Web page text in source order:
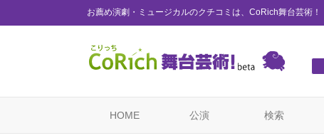
お薦め演劇・ミュージカルのクチコミは、CoRich舞台芸術！
HOME 公演 検索